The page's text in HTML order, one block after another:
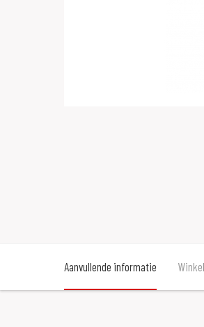
Aanvullende informatie